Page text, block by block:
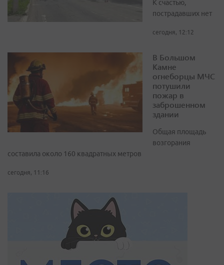
К счастью,
пострадавших нет
сегодня, 12:12
В Большом
Камне
огнеборцы МЧС
потушили
пожар в
заброшенном
здании
Общая площадь
возгорания
составила около 160 квадратных метров
сегодня, 11:16